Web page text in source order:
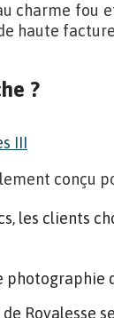
charme fou
haute
?
conçu
les clients
photographie
de Royalesse